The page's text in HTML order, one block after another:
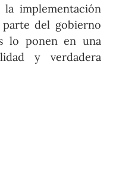
implementación
del gobierno
lo ponen en una
y verdadera